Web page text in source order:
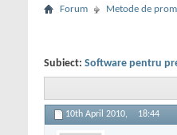
Forum Metode de
Subiect: Software pentru
10th April 2010, 18:44